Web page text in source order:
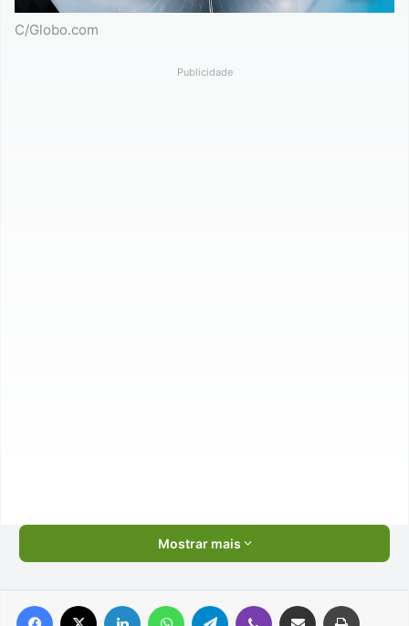
C/Globo.com
Publicidade
Mostrar mais
Facebook Linkedin WhatsAppTelegram Viber Compartilhar via e-mail